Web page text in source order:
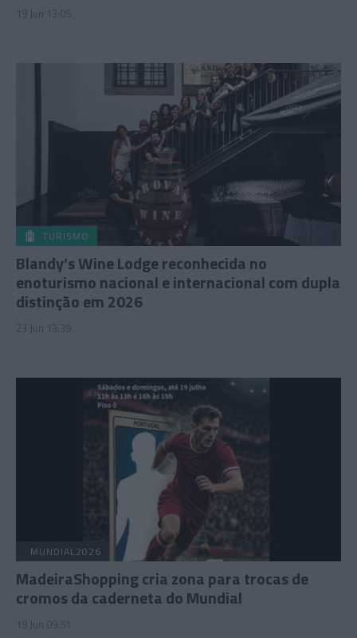
19 Jun 13:05
TURISMO
Blandy’s Wine Lodge reconhecida no
enoturismo nacional e internacional com dupla
distinção em 2026
23 Jun 13:39
MUNDIAL2026
MadeiraShopping cria zona para trocas de
cromos da caderneta do Mundial
19 Jun 09:51